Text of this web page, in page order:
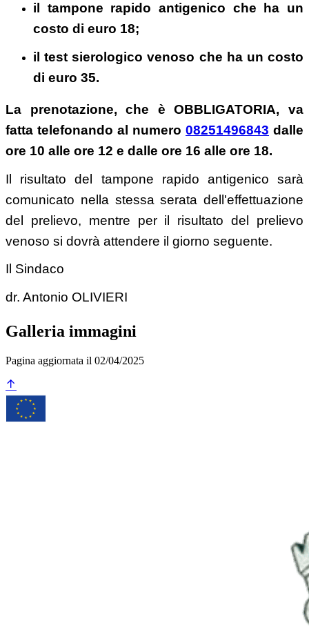
il tampone rapido antigenico che ha un
costo di euro 18;
il test sierologico venoso che ha un costo
di euro 35.
La prenotazione, che è OBBLIGATORIA, va
fatta telefonando al numero 08251496843 dalle
ore 10 alle ore 12 e dalle ore 16 alle ore 18.
Il risultato del tampone rapido antigenico sarà
comunicato nella stessa serata dell'effettuazione
del prelievo, mentre per il risultato del prelievo
venoso si dovrà attendere il giorno seguente.
Il Sindaco
dr. Antonio OLIVIERI
Galleria immagini
Pagina aggiornata il 02/04/2025